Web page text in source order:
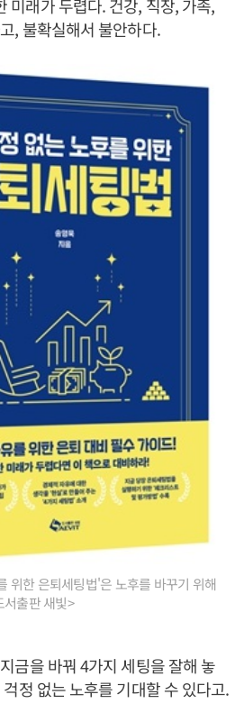
미래가 두렵다. 건강, 직장, 가족,
, 불확실해서 불안하다.
위한 은퇴세팅법'은 노후를 바꾸기 위해
서출판 새빛>
금을 바꿔 4가지 세팅을 잘해 놓
정 없는 노후를 기대할 수 있다고.